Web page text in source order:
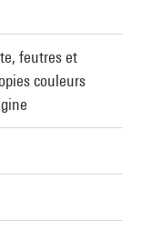
feutres et
couleurs